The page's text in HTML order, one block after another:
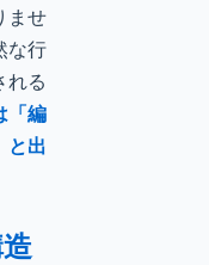
ませ
な行
れる
「編
と出